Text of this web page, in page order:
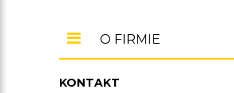
KONTAKT
O FIRMIE